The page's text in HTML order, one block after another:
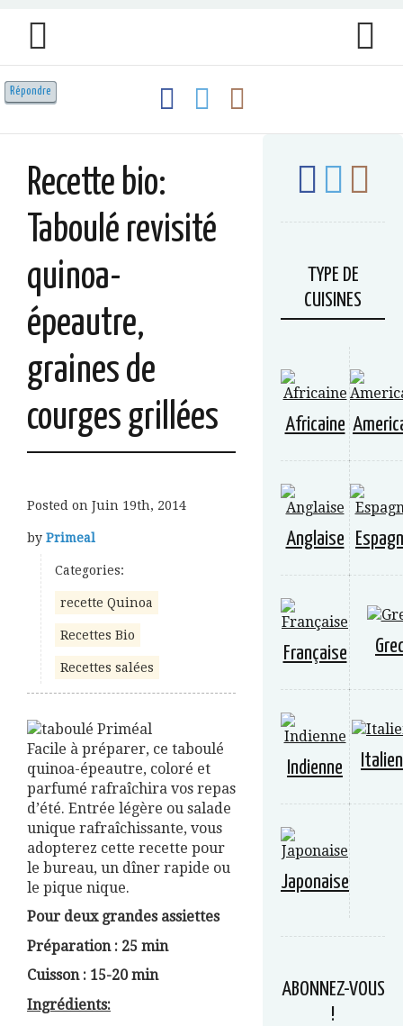
Recette bio:
Taboulé revisité
quinoa-
épeautre,
graines de
courges grillées
Posted on Juin 19th, 2014
by Primeal
Categories:
recette Quinoa
Recettes Bio
Recettes salées
Facile à préparer, ce taboulé
quinoa-épeautre, coloré et
parfumé rafraîchira vos repas
d’été. Entrée légère ou salade
unique rafraîchissante, vous
adopterez cette recette pour
le bureau, un dîner rapide ou
le pique nique.
Pour deux grandes assiettes
Préparation : 25 min
Cuisson : 15-20 min
Ingrédients:
Répondre
Répondre
TYPE DE
CUISINES
Africaine
Anglaise
Française
Indienne
Japonaise
ABONNEZ-VOUS
!